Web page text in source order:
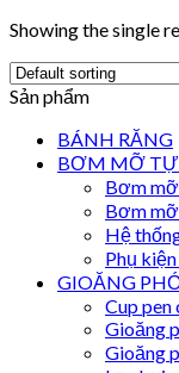
Showing the single
Sản phẩm
BÁNH RĂNG
BƠM MỠ
Bơm
Bơm
Hệ
Phụ
GIOĂNG
Cup pen
Gioăng
Gioăng